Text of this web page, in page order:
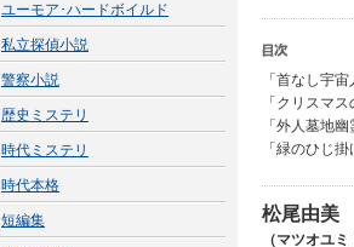
ユーモア･ハードボイルド
私立探偵小説
警察小説
歴史ミステリ
時代ミステリ
時代本格
短編集
「首なし宇宙
「クリスマス
「外人墓地幽
「緑のひじ掛
松尾由美
（マツオユミ